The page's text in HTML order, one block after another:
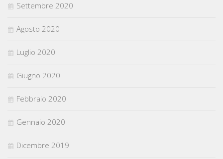
Settembre 2020
Agosto 2020
Luglio 2020
Giugno 2020
Febbraio 2020
Gennaio 2020
Dicembre 2019